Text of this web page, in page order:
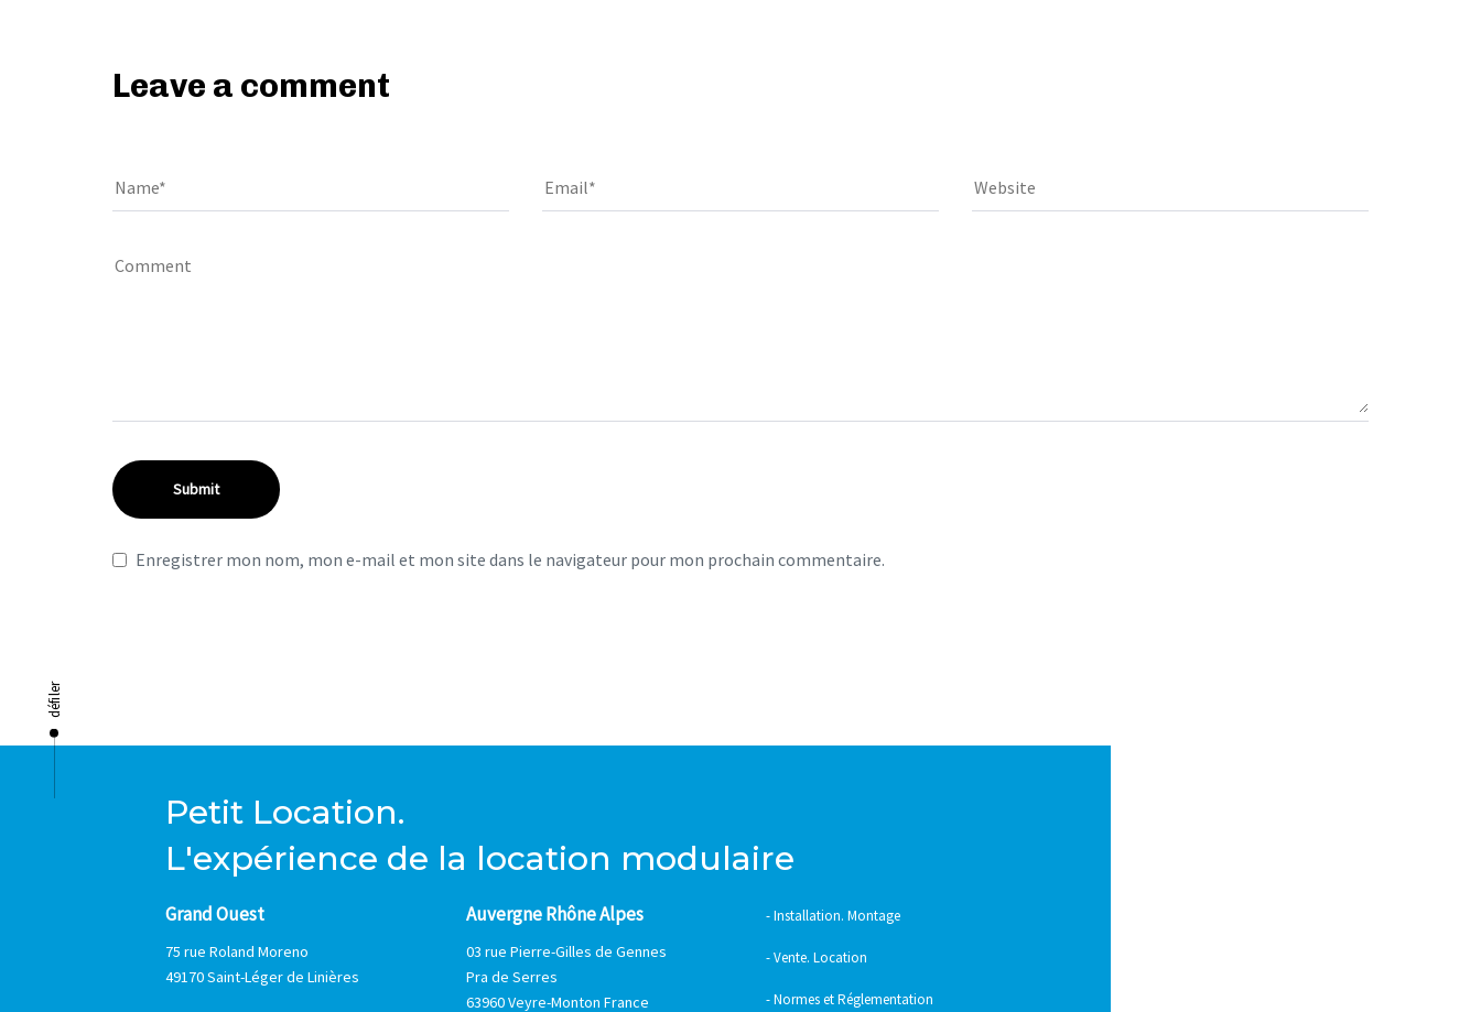
défiler
Leave a comment
Enregistrer mon nom, mon e-mail et mon site dans le navigateur pour mon prochain commentaire.
L'expérience de la location modulaire
Auvergne Rhône Alpes - Installation. Montage